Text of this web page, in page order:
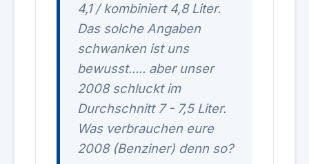
4,1 / kombiniert 4,8 Liter.
Das solche Angaben
schwanken ist uns
bewusst..... aber unser
2008 schluckt im
Durchschnitt 7 - 7,5 Liter.
Was verbrauchen eure
2008 (Benziner) denn so?